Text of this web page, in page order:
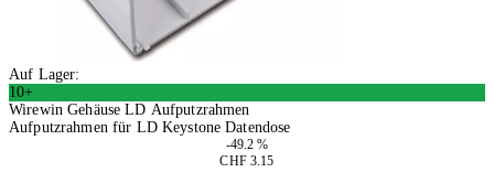
Auf Lager:
10+
Wirewin Gehäuse LD Aufputzrahmen
Aufputzrahmen für LD Keystone Datendose
-49.2 %
CHF 3.15